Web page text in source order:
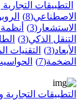
التطبيقات التجارية
الاصطناعي(8)
الاستشعار (3)
التنقل الذكي(3)
الأبعاد(3) التقنيات
الضخمة(7)
التطبيقات التجارية